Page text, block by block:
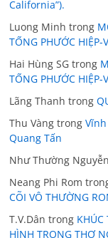
California”).
Luong Minh trong
TỐNG PHƯỚC HIỆP-
Hai Hùng SG trong
TỐNG PHƯỚC HIỆP-
Lãng Thanh trong
Thu Vàng trong
Quang Tấn
Như Thường Nguyễn
Neang Phi Rom
CÕI VÔ THƯỜNG
T.V.Dân trong
HÌNH TRONG THƠ